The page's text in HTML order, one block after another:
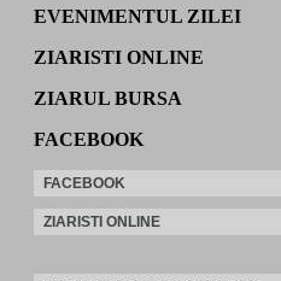
EVENIMENTUL ZILEI
ZIARISTI ONLINE
ZIARUL BURSA
FACEBOOK
FACEBOOK
ZIARISTI ONLINE